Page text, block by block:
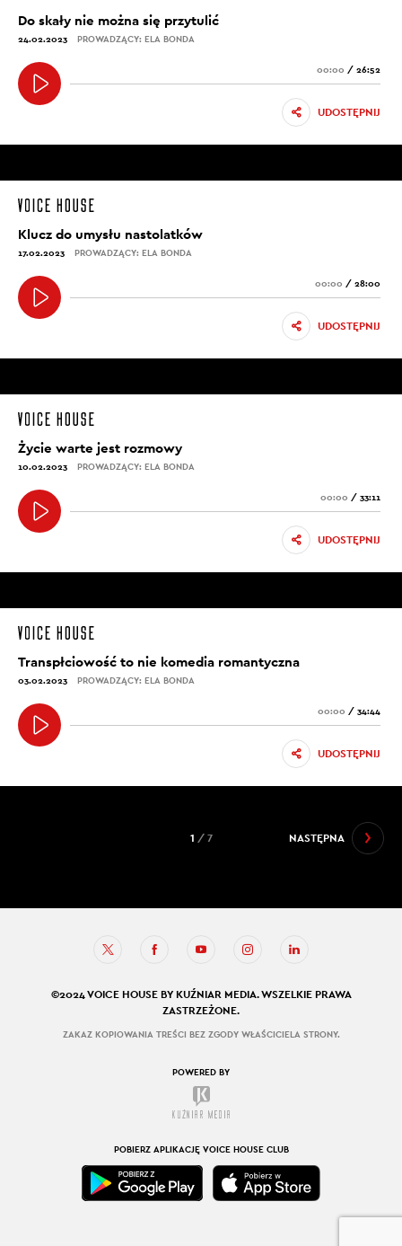
Do skały nie można się przytulić
24.02.2023 PROWADZĄCY: ELA BONDA
00:00 / 26:52
UDOSTĘPNIJ
Klucz do umysłu nastolatków
17.02.2023 PROWADZĄCY: ELA BONDA
00:00 / 28:00
UDOSTĘPNIJ
Życie warte jest rozmowy
10.02.2023 PROWADZĄCY: ELA BONDA
00:00 / 33:11
UDOSTĘPNIJ
Transpłciowość to nie komedia romantyczna
03.02.2023 PROWADZĄCY: ELA BONDA
00:00 / 34:44
UDOSTĘPNIJ
NASTĘPNA
1 / 7
©2024 VOICE HOUSE BY KUŹNIAR MEDIA. WSZELKIE PRAWA
ZASTRZEŻONE.
ZAKAZ KOPIOWANIA TREŚCI BEZ ZGODY WŁAŚCICIELA STRONY.
POWERED BY
POBIERZ APLIKACJĘ VOICE HOUSE CLUB